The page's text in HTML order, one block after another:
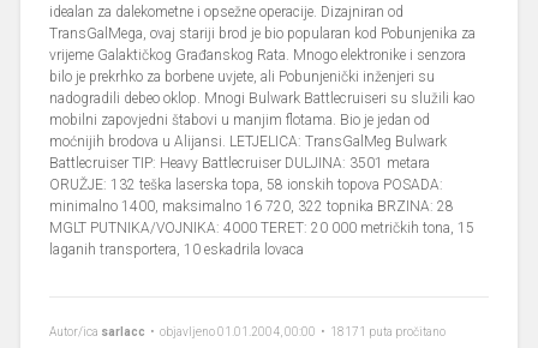
idealan za dalekometne i opsežne operacije. Dizajniran od
TransGalMega, ovaj stariji brod je bio popularan kod Pobunjenika za
vrijeme Galaktičkog Građanskog Rata. Mnogo elektronike i senzora
bilo je prekrhko za borbene uvjete, ali Pobunjenički inženjeri su
nadogradili debeo oklop. Mnogi Bulwark Battlecruiseri su služili kao
mobilni zapovjedni štabovi u manjim flotama. Bio je jedan od
moćnijih brodova u Alijansi. LETJELICA: TransGalMeg Bulwark
Battlecruiser TIP: Heavy Battlecruiser DULJINA: 3501 metara
ORUŽJE: 132 teška laserska topa, 58 ionskih topova POSADA:
minimalno 1400, maksimalno 16 720, 322 topnika BRZINA: 28
MGLT PUTNIKA/VOJNIKA: 4000 TERET: 20 000 metričkih tona, 15
laganih transportera, 10 eskadrila lovaca
Autor/ica sarlacc • objavljeno 01.01.2004, 00:00 • 18171 puta pročitano